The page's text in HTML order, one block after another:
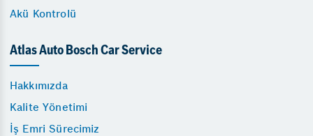
Akü Kontrolü
Atlas Auto Bosch Car Service
Hakkımızda
Kalite Yönetimi
İş Emri Sürecimiz